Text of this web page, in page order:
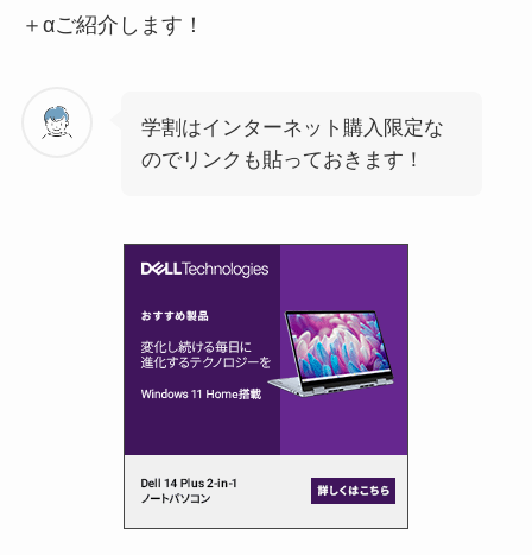
＋αご紹介します！
学割はインターネット購入限定な
のでリンクも貼っておきます！